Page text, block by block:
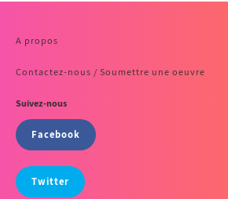
A propos
Contactez-nous / Soumettre une oeuvre
Suivez-nous
Facebook
Twitter